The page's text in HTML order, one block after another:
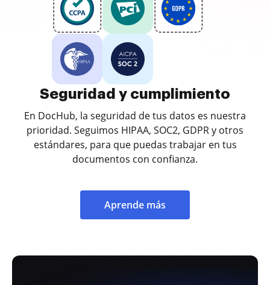
Seguridad y cumplimiento
En DocHub, la seguridad de tus datos es nuestra
prioridad. Seguimos HIPAA, SOC2, GDPR y otros
estándares, para que puedas trabajar en tus
documentos con confianza.
Aprende más